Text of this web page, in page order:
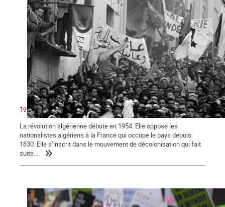
1962 : victoire du peuple algérien sur le colonialisme
La révolution algérienne débute en 1954. Elle oppose les
nationalistes algériens à la France qui occupe le pays depuis
1830. Elle s’inscrit dans le mouvement de décolonisation qui fait
suite...